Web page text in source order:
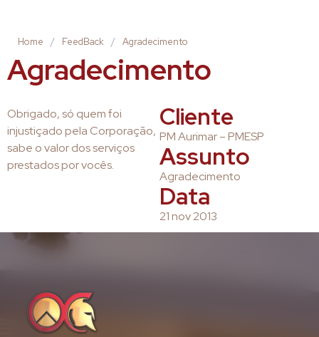
Home / FeedBack / Agradecimento
Agradecimento
Obrigado, só quem foi
injustiçado pela Corporação,
sabe o valor dos serviços
prestados por vocês.
Cliente
PM Aurimar – PMESP
Assunto
Agradecimento
Data
21 nov 2013